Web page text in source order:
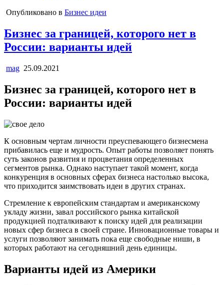
Опубликовано в Бизнес идеи
Бизнес за границей, которого нет в
России: варианты идей
mag 25.09.2021
Бизнес за границей, которого нет в
России: варианты идей
К основным чертам личности преуспевающего бизнесмена
прибавилась еще и мудрость. Опыт работы позволяет понять
суть законов развития и процветания определенных
сегментов рынка. Однако наступает такой момент, когда
конкуренция в основных сферах бизнеса настолько высока,
что приходится заимствовать идеи в других странах.
Стремление к европейским стандартам и американскому
укладу жизни, завал российского рынка китайской
продукцией подталкивают к поиску идей для реализации
новых сфер бизнеса в своей стране. Инновационные товары и
услуги позволяют занимать пока еще свободные ниши, в
которых работают на сегодняшний день единицы.
Варианты идей из Америки